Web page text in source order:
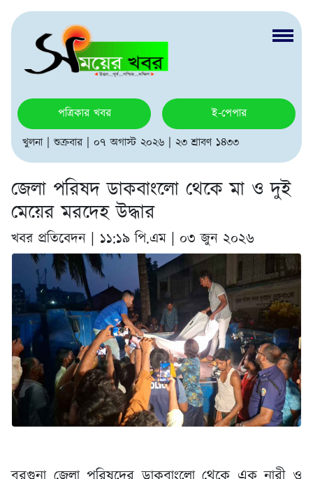
পত্রিকার খবর
ই-পেপার
খুলনা | শুক্রবার | ০৭ অগাস্ট ২০২৬ | ২৩ শ্রাবণ ১৪৩৩
জেলা পরিষদ ডাকবাংলো থেকে মা ও দুই
মেয়ের মরদেহ উদ্ধার
খবর প্রতিবেদন | ১১:১৯ পি.এম | ০৩ জুন ২০২৬